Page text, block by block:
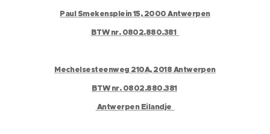
Paul Smekensplein 15, 2000 Antwerpen
BTW nr. 0802.880.381
Mechelsesteenweg 210A, 2018 Antwerpen
BTW nr. 0802.880.381
Antwerpen Eilandje